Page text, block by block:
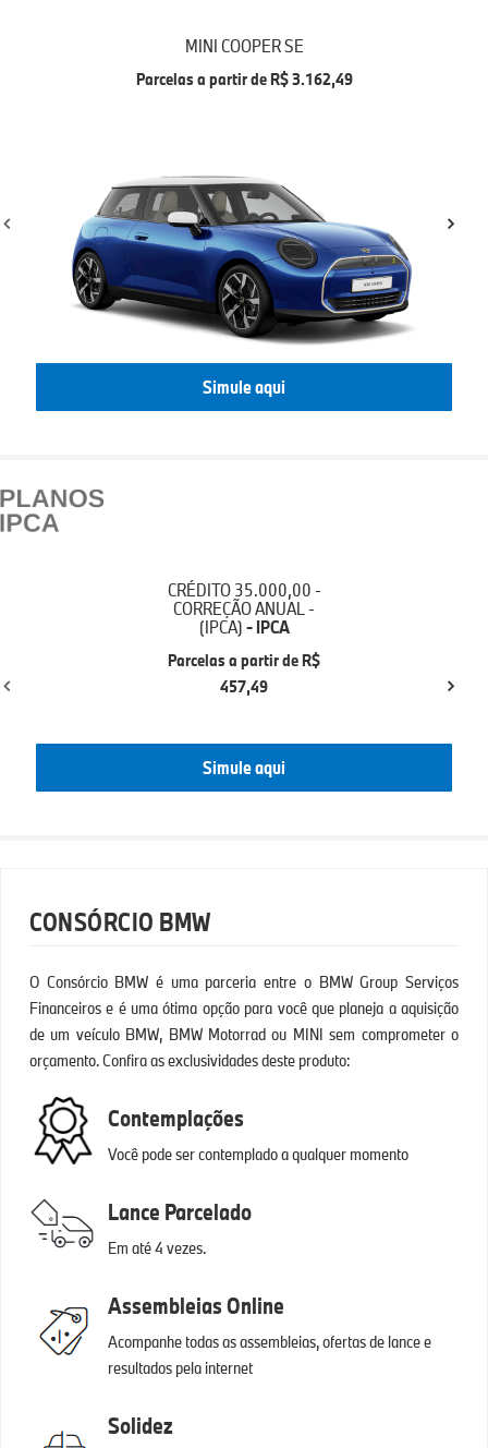
MINI COOPER SE
Parcelas a partir de R$ 3.162,49
Simule aqui
CRÉDITO 35.000,00 -
CORREÇÃO ANUAL -
(IPCA)- IPCA
Parcelas a partir de R$
457,49
Simule aqui
CONSÓRCIO BMW
O Consórcio BMW é uma parceria entre o BMW Group Serviços
Financeiros e é uma ótima opção para você que planeja a aquisição
de um veículo BMW, BMW Motorrad ou MINI sem comprometer o
orçamento. Confira as exclusividades deste produto:
Contemplações
Você pode ser contemplado a qualquer momento
Lance Parcelado
Em até 4 vezes.
Assembleias Online
Acompanhe todas as assembleias, ofertas de lance e
resultados pela internet
Solidez